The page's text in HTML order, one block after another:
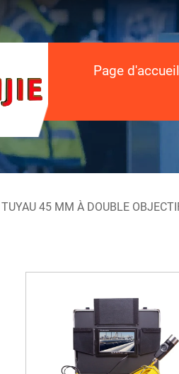
Page d'accueil
45 MM À DOUBLE